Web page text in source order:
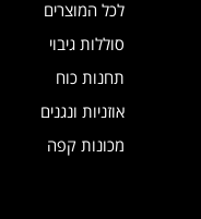
לכל המוצרים
סוללות גיבוי
תחנות כוח
אוזניות ונגנים
מכונות קפה